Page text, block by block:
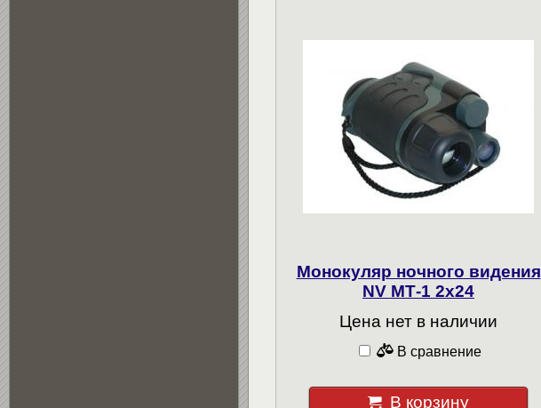
Монокуляр ночного видения
NV МТ-1 2х24
Цена нет в наличии
В сравнение
В корзину